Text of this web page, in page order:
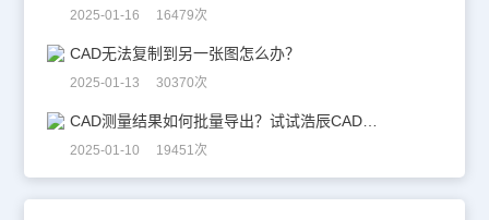
2025-01-16 16479次
CAD无法复制到另一张图怎么办？
2025-01-13 30370次
CAD测量结果如何批量导出？试试浩辰CAD看图王！
2025-01-10 19451次